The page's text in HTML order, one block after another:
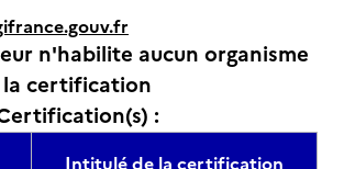
n'habilite aucun organisme
certification
:
Intitulé de la certification